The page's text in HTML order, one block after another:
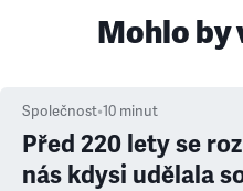
Mohlo by
Společnost•10 minut
Před 220 lety se
nás kdysi udělala